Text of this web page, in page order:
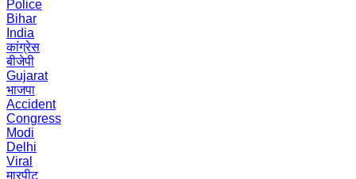
Police
Bihar
India
कांग्रेस
बीजेपी
Gujarat
भाजपा
Accident
Congress
Modi
Delhi
Viral
मारपीट